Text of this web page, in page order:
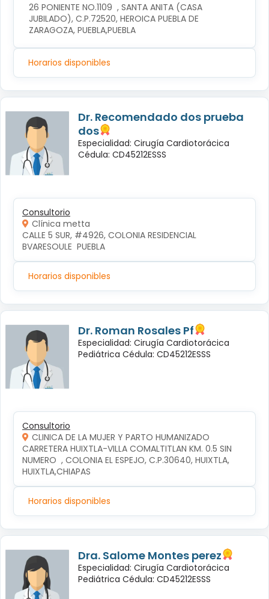
26 PONIENTE NO.1109  , SANTA ANITA (CASA
JUBILADO), C.P.72520, HEROICA PUEBLA DE
ZARAGOZA, PUEBLA,PUEBLA
Horarios disponibles
Dr. Recomendado dos prueba
dos
Especialidad: Cirugía Cardiotorácica
Cédula: CD45212ESSS
Consultorio
Clínica metta
CALLE 5 SUR, #4926, COLONIA RESIDENCIAL
BVARESOULE  PUEBLA
Horarios disponibles
Dr. Roman Rosales Pf
Especialidad: Cirugía Cardiotorácica
Pediátrica Cédula: CD45212ESSS
Consultorio
CLINICA DE LA MUJER Y PARTO HUMANIZADO
CARRETERA HUIXTLA-VILLA COMALTITLAN KM. 0.5 SIN
NUMERO  , COLONIA EL ESPEJO, C.P.30640, HUIXTLA,
HUIXTLA,CHIAPAS
Horarios disponibles
Dra. Salome Montes perez
Especialidad: Cirugía Cardiotorácica
Pediátrica Cédula: CD45212ESSS